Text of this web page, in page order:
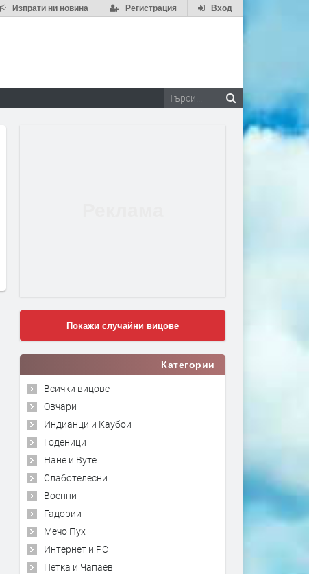
Вход
Регистрация
Изпрати ни новина
Покажи случайни вицове
Категории
Всички вицове
Овчари
Индианци и Каубои
Годеници
Нане и Вуте
Слаботелесни
Военни
Гадории
Мечо Пух
Интернет и PC
Петка и Чапаев